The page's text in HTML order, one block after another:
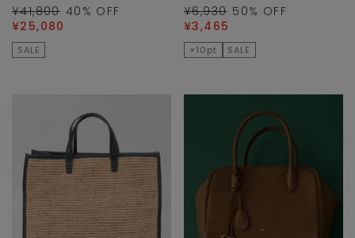
¥41,800 40 % OFF
¥25,080
SALE
¥6,930 50% OFF
¥3,465
×10pt SALE